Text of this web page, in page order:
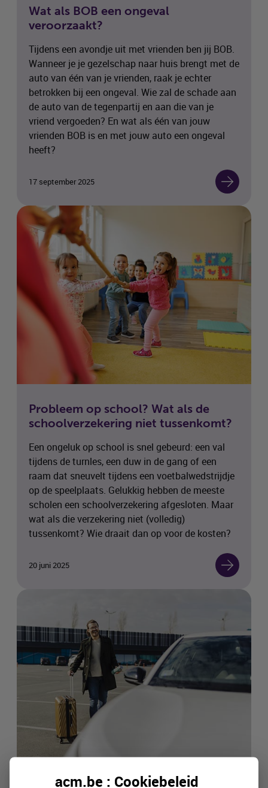
Wat als BOB een ongeval
veroorzaakt?
Tijdens een avondje uit met vrienden ben jij BOB.
Wanneer je je gezelschap naar huis brengt met de
auto van één van je vrienden, raak je echter
betrokken bij een ongeval. Wie zal de schade aan
de auto van de tegenpartij en aan die van je
vriend vergoeden? En wat als één van jouw
vrienden BOB is en met jouw auto een ongeval
heeft?
17 september 2025
Probleem op school? Wat als de
schoolverzekering niet tussenkomt?
Een ongeluk op school is snel gebeurd: een val
tijdens de turnles, een duw in de gang of een
raam dat sneuvelt tijdens een voetbalwedstrijdje
op de speelplaats. Gelukkig hebben de meeste
scholen een schoolverzekering afgesloten. Maar
wat als die verzekering niet (volledig)
tussenkomt? Wie draait dan op voor de kosten?
20 juni 2025
acm.be : Cookiebeleid